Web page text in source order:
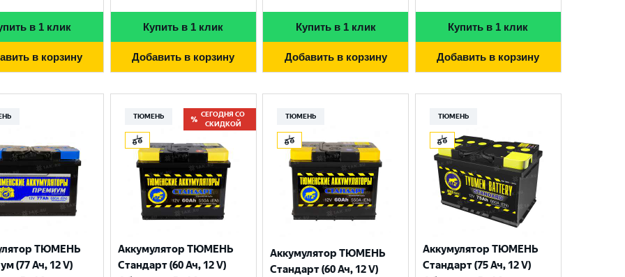
в 1 клик
в корзину
Купить в 1 клик
Добавить в корзину
Купить в 1 клик
Добавить в корзину
Купить в 1 клик
Добавить в корзину
ТЮМЕНЬ
(77 Ач, 12 V)
ТЮМЕНЬ
СЕГОДНЯ СО
СКИДКОЙ
Аккумулятор ТЮМЕНЬ
Стандарт (60 Ач, 12 V)
ТЮМЕНЬ
Аккумулятор ТЮМЕНЬ
Стандарт (60 Ач, 12 V)
ТЮМЕНЬ
Аккумулятор ТЮМЕНЬ
Стандарт (75 Ач, 12 V)